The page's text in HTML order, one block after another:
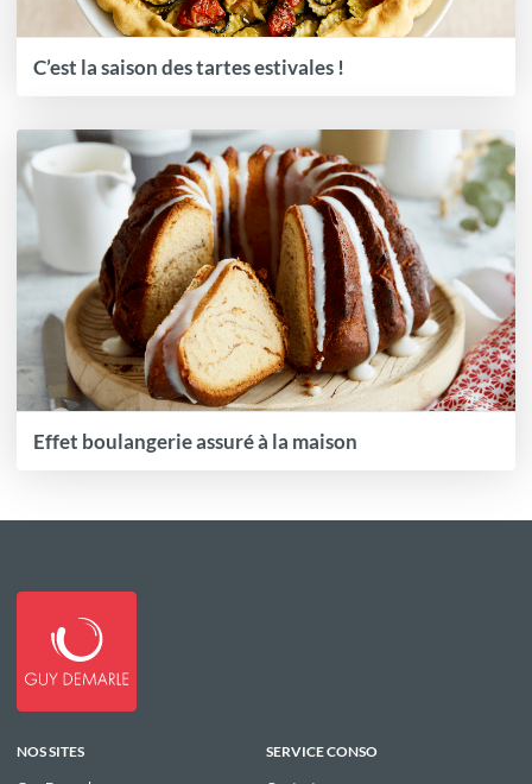
C’est la saison des tartes estivales !
Effet boulangerie assuré à la maison
NOS SITES
SERVICE CONSO